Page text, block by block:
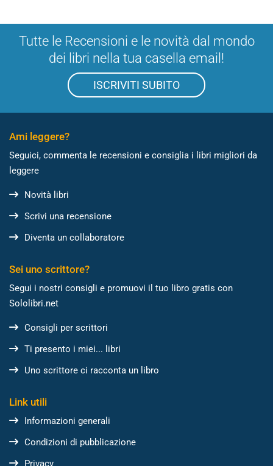
Tutte le Recensioni e le novità dal mondo
dei libri nella tua casella email!
ISCRIVITI SUBITO
Ami leggere?
Seguici, commenta le recensioni e consiglia i libri migliori da
leggere
Novità libri
Scrivi una recensione
Diventa un collaboratore
Sei uno scrittore?
Segui i nostri consigli e promuovi il tuo libro gratis con
Sololibri.net
Consigli per scrittori
Ti presento i miei... libri
Uno scrittore ci racconta un libro
Link utili
Informazioni generali
Condizioni di pubblicazione
Privacy